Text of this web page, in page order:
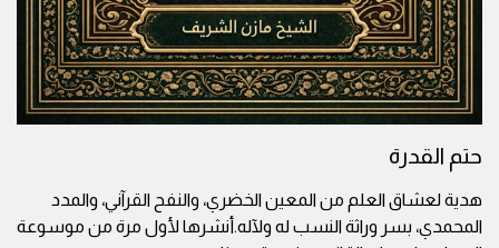
حتم القدرة
هدية لعشاق العلم من المعين الخضري، والنفح القرآني، والمدد
المحمدي، بسر وراثة النسب له ولآله.أنشرها لأول مرة من موسوعة